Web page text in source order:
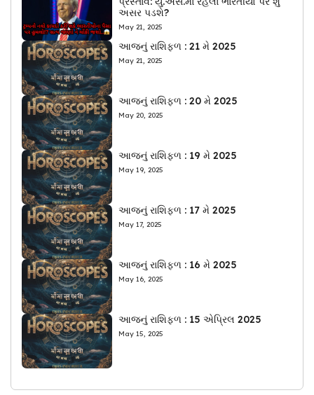
અસર પડશે?
May 21, 2025
આજનું રાશિફળ : 21 મે 2025
May 21, 2025
આજનું રાશિફળ : 20 મે 2025
May 20, 2025
આજનું રાશિફળ : 19 મે 2025
May 19, 2025
આજનું રાશિફળ : 17 મે 2025
May 17, 2025
આજનું રાશિફળ : 16 મે 2025
May 16, 2025
આજનું રાશિફળ : 15 એપ્રિલ 2025
May 15, 2025